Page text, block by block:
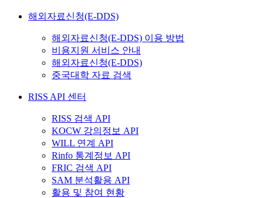
해외자료신청(E-DDS)
해외자료신청(E-DDS) 이용 방법
비용지원 서비스 안내
해외자료신청(E-DDS)
중국대학 자료 검색
RISS API 센터
RISS 검색 API
KOCW 강의정보 API
WILL 연계 API
Rinfo 통계정보 API
FRIC 검색 API
SAM 분석활용 API
활용 및 참여 현황